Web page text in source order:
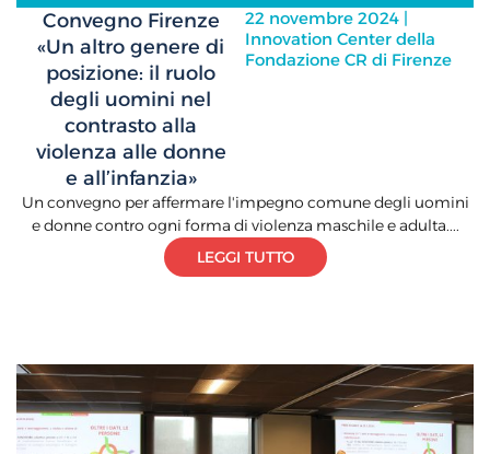
Convegno Firenze
«Un altro genere di
posizione: il ruolo
degli uomini nel
contrasto alla
violenza alle donne
e all’infanzia»
22 novembre 2024 |
Innovation Center della
Fondazione CR di Firenze
Un convegno per affermare l'impegno comune degli uomini
e donne contro ogni forma di violenza maschile e adulta....
LEGGI TUTTO